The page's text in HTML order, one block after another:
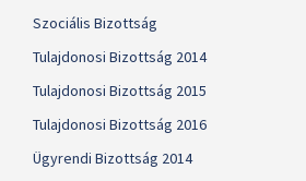
Szociális Bizottság
Tulajdonosi Bizottság 2014
Tulajdonosi Bizottság 2015
Tulajdonosi Bizottság 2016
Ügyrendi Bizottság 2014